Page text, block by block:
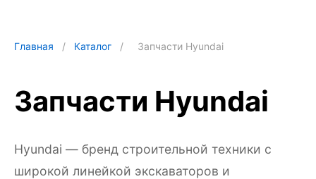
Главная / Каталог / Запчасти Hyundai
Запчасти Hyundai
Hyundai — бренд строительной техники с
широкой линейкой экскаваторов и